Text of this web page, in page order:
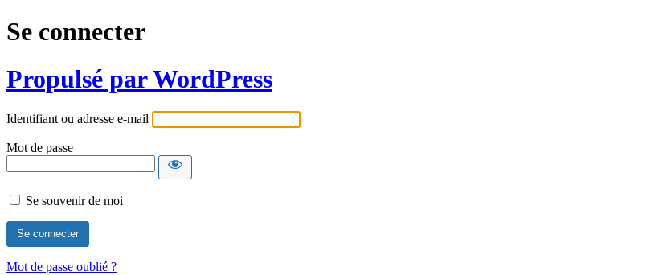
Se connecter
Propulsé par WordPress
Identifiant ou adresse e-mail
Mot de passe
Se souvenir de moi
Mot de passe oublié ?